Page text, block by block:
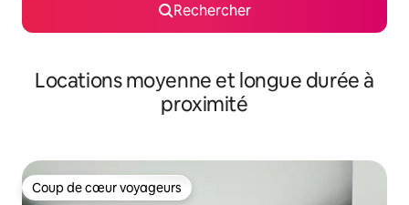
Rechercher
Locations moyenne et longue durée à
proximité
Coup de cœur voyageurs
Coup de cœur voyageurs